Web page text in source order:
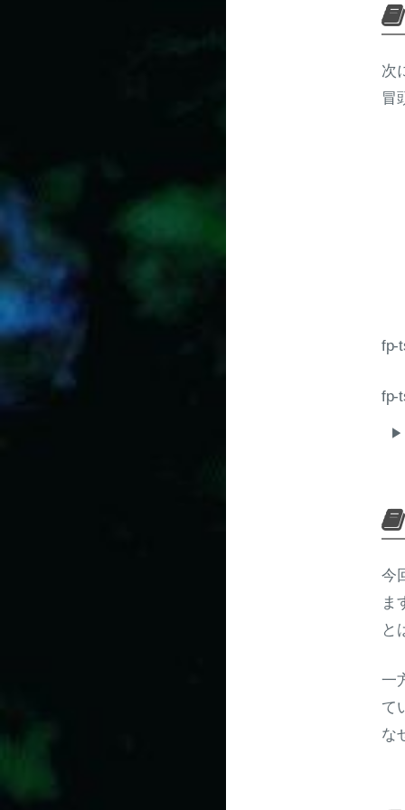
次
冒
fp-
fp-
今
ま
と
一
て
な